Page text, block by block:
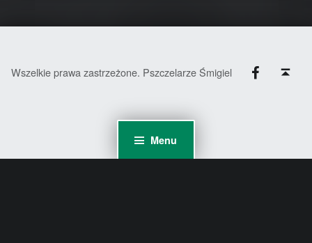
Menu
Wszelkie prawa zastrzeżone. Pszczelarze Śmigiel
Facebook